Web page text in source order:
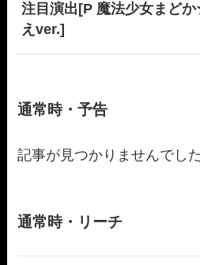
注目演出[P 魔法少女まど
えver.]
通常時・予告
記事が見つかりませんでした
通常時・リーチ